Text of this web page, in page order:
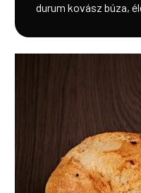
durum kovász búza,